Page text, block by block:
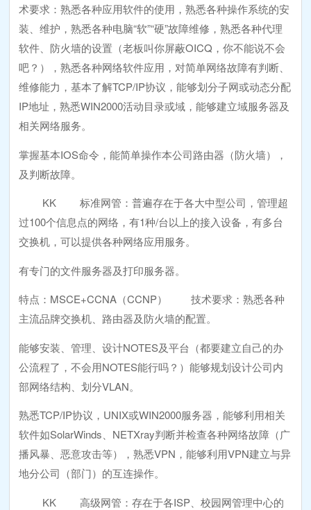
术要求：熟悉各种应用软件的使用，熟悉各种操作系统的安
装、维护，熟悉各种电脑“软”“硬”故障维修，熟悉各种代理
软件、防火墙的设置（老板叫你屏蔽OICQ，你不能说不会
吧？），熟悉各种网络软件应用，对简单网络故障有判断、
维修能力，基本了解TCP/IP协议，能够划分子网或动态分配
IP地址，熟悉WIN2000活动目录或域，能够建立域服务器及
相关网络服务。
掌握基本IOS命令，能简单操作本公司路由器（防火墙），
及判断故障。
KK 标准网管：普遍存在于各大中型公司，管理超
过100个信息点的网络，有1种/台以上的接入设备，有多台
交换机，可以提供各种网络应用服务。
有专门的文件服务器及打印服务器。
特点：MSCE+CCNA（CCNP） 技术要求：熟悉各种
主流品牌交换机、路由器及防火墙的配置。
能够安装、管理、设计NOTES及平台（都要建立自己的办
公流程了，不会用NOTES能行吗？）能够规划设计公司内
部网络结构、划分VLAN。
熟悉TCP/IP协议，UNIX或WIN2000服务器，能够利用相关
软件如SolarWinds、NETXray判断并检查各种网络故障（广
播风暴、恶意攻击等），熟悉VPN，能够利用VPN建立与异
地分公司（部门）的互连操作。
KK 高级网管：存在于各ISP、校园网管理中心的